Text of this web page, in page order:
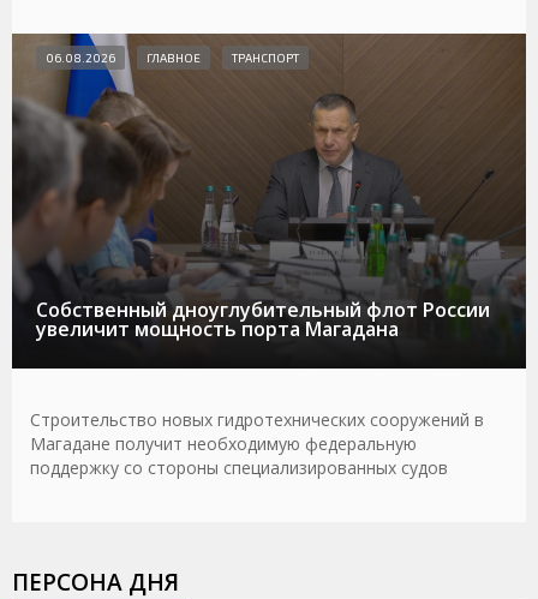
Собственный дноуглубительный флот России
увеличит мощность порта Магадана
06.08.2026 ГЛАВНОЕ ТРАНСПОРТ
Строительство новых гидротехнических сооружений в
Магадане получит необходимую федеральную
поддержку со стороны специализированных судов
ПЕРСОНА ДНЯ